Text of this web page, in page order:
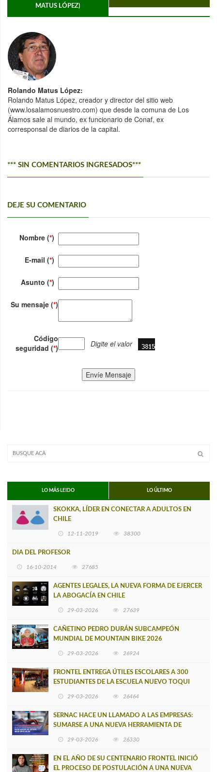
MATUS LÓPEZ)
Rolando Matus López:
Rolando Matus López, creador y director del sitio web
(www.losalamosnuestro.com) que desde la comuna de Los
Álamos sale al mundo, ex funcionario de Conaf, ex
corresponsal de diarios de la capital.
*** SIN COMENTARIOS INGRESADOS***
DEJE SU COMENTARIO
Nombre (*)
E-mail (*)
Asunto (*)
Su mensaje (*)
Código
seguridad (*) Digite el valor
Envíe Mensaje
LO MÁS LEIDO LO ÚLTIMO
SKOKKA, LÍDER EN CONECTAR A ADULTOS EN
CHILE
12-11-2019 38300
DIA DEL PROFESOR
16-10-2014 27685
AGENTES LEGALES, LA NUEVA FORMA DE EJERCER
LA ABOGACÍA EN CHILE
29-03-2026 27639
CAÑETINO PEDRO DURÁN SUBCAMPEÓN
MUNDIAL DE MOUNTAIN BIKE 2026
29-03-2026 26924
FRONTEL ENTREGA ÚTILES ESCOLARES A 300
ESTUDIANTES DE LA ESCUELA NUEVO TOQUI
29-03-2026 26464
SERNAC HACE UN LLAMADO A LAS EMPRESAS:
SUMARSE A UNA NUEVA HERRAMIENTA DE
29-03-2026 26330
EN EL AÑO DE SU CENTENARIO FRONTEL INICIÓ
EL PROCESO DE POSTULACIÓN A UNA NUEVA